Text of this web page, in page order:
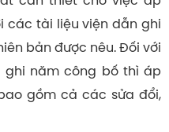
các tài liệu viện dẫn ghi
bản được nêu. Đối với
năm công bố thì áp
gồm cả các sửa đổi,